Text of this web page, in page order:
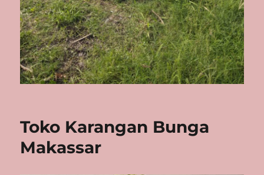
Toko Karangan Bunga
Makassar